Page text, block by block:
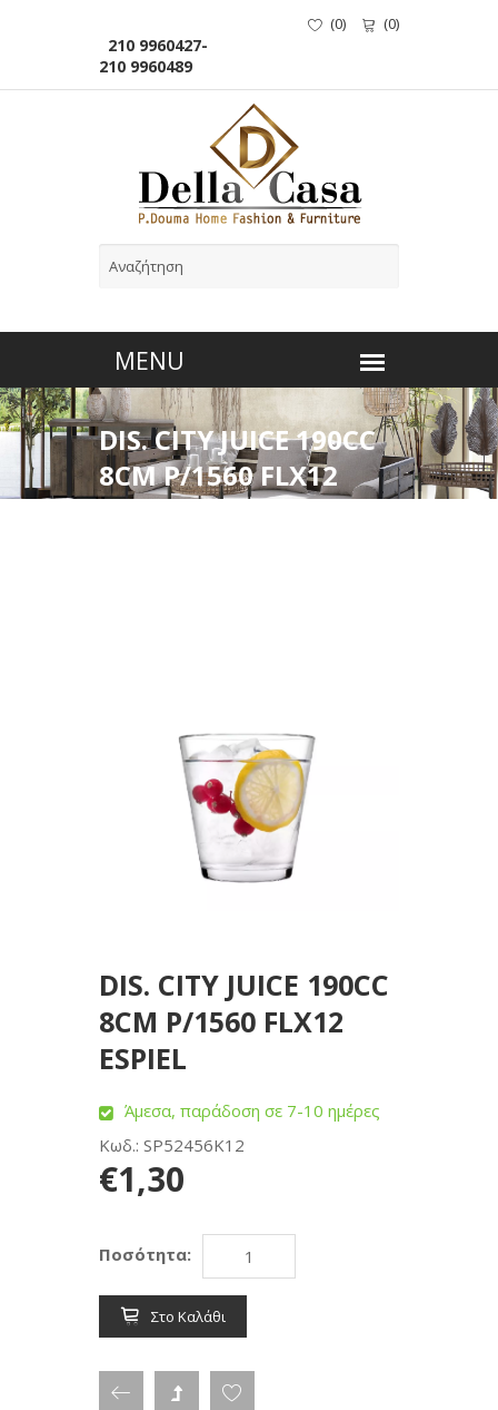
210 9960427-
210 9960489
(0) (0)
DIS. CITY JUICE 190CC
8CM P/1560 FLX12
DIS. CITY JUICE 190CC
8CM P/1560 FLX12
ESPIEL
Άμεσα, παράδοση σε 7-10 ημέρες
Κωδ.: SP52456K12
€1,30
Ποσότητα:
Στο Καλάθι